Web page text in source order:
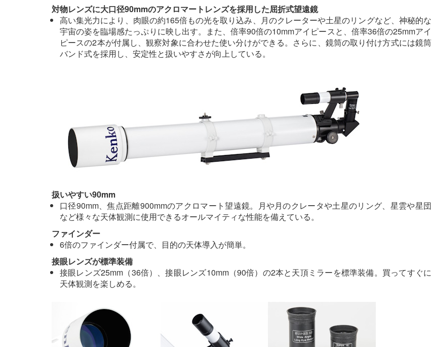
対物レンズに大口径90mmのアクロマートレンズを採用した屈折式望遠鏡
高い集光力により、肉眼の約165倍もの光を取り込み、月のクレーターや土星のリングなど、神秘的な
宇宙の姿を臨場感たっぷりに映し出す。また、倍率90倍の10mmアイピースと、倍率36倍の25mmアイ
ピースの2本が付属し、観察対象に合わせた使い分けができる。さらに、鏡筒の取り付け方式には鏡筒
バンド式を採用し、安定性と扱いやすさが向上している。
扱いやすい90mm
口径90mm、焦点距離900mmのアクロマート望遠鏡。月や月のクレータや土星のリング、星雲や星団
など様々な天体観測に使用できるオールマイティな性能を備えている。
ファインダー
6倍のファインダー付属で、目的の天体導入が簡単。
接眼レンズが標準装備
接眼レンズ25mm（36倍）、接眼レンズ10mm（90倍）の2本と天頂ミラーを標準装備。買ってすぐに
天体観測を楽しめる。